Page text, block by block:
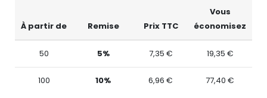
À partir de Remise Prix TTC
Vous
économisez
50 5% 7,35 € 19,35 €
100 10% 6,96 € 77,40 €